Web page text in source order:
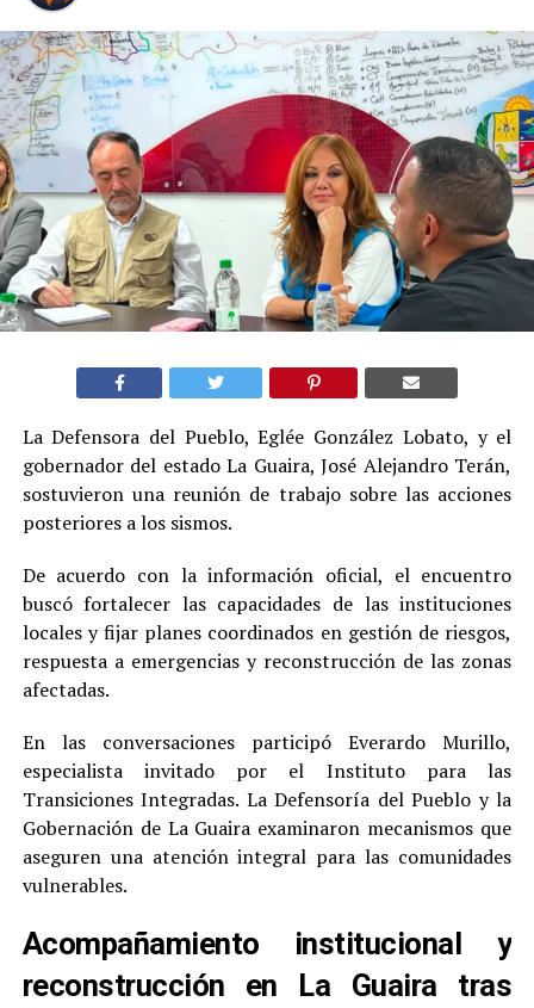
La Defensora del Pueblo, Eglée González Lobato, y el
gobernador del estado La Guaira, José Alejandro Terán,
sostuvieron una reunión de trabajo sobre las acciones
posteriores a los sismos.
De acuerdo con la información oficial, el encuentro
buscó fortalecer las capacidades de las instituciones
locales y fijar planes coordinados en gestión de riesgos,
respuesta a emergencias y reconstrucción de las zonas
afectadas.
En las conversaciones participó Everardo Murillo,
especialista invitado por el Instituto para las
Transiciones Integradas. La Defensoría del Pueblo y la
Gobernación de La Guaira examinaron mecanismos que
aseguren una atención integral para las comunidades
vulnerables.
Acompañamiento institucional y
reconstrucción en La Guaira tras